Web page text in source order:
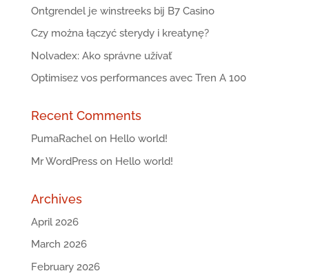
Ontgrendel je winstreeks bij B7 Casino
Czy można łączyć sterydy i kreatynę?
Nolvadex: Ako správne užívať
Optimisez vos performances avec Tren A 100
Recent Comments
PumaRachelon Hello world!
Mr WordPresson Hello world!
Archives
April 2026
March 2026
February 2026